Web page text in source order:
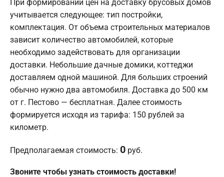
При формировании цен на доставку брусовых домов
учитывается следующее: тип постройки,
комплектация. От объема строительных материалов
зависит количество автомобилей, которые
необходимо задействовать для организации
доставки. Небольшие дачные домики, коттеджи
доставляем одной машиной. Для больших строений
обычно нужно два автомобиля. Доставка до 500 км
от г. Пестово — бесплатная. Далее стоимость
формируется исходя из тарифа: 150 рублей за
километр.
Предполагаемая стоимость: 0 руб.
Звоните чтобы узнать стоимость доставки!